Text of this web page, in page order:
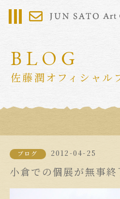
BLOG
佐藤潤オフィシャル
ブログ 2012-04-25
小倉での個展が無事終